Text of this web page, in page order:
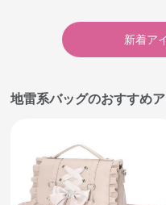
新着ア
地雷系バッグのおすすめ